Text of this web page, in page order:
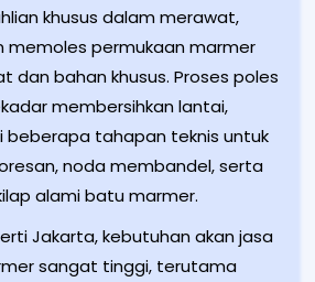
khusus dalam merawat,
memoles permukaan marmer
dan bahan khusus. Proses poles
membersihkan lantai,
beberapa tahapan teknis untuk
noda membandel, serta
alami batu marmer.
Jakarta, kebutuhan akan jasa
sangat tinggi, terutama